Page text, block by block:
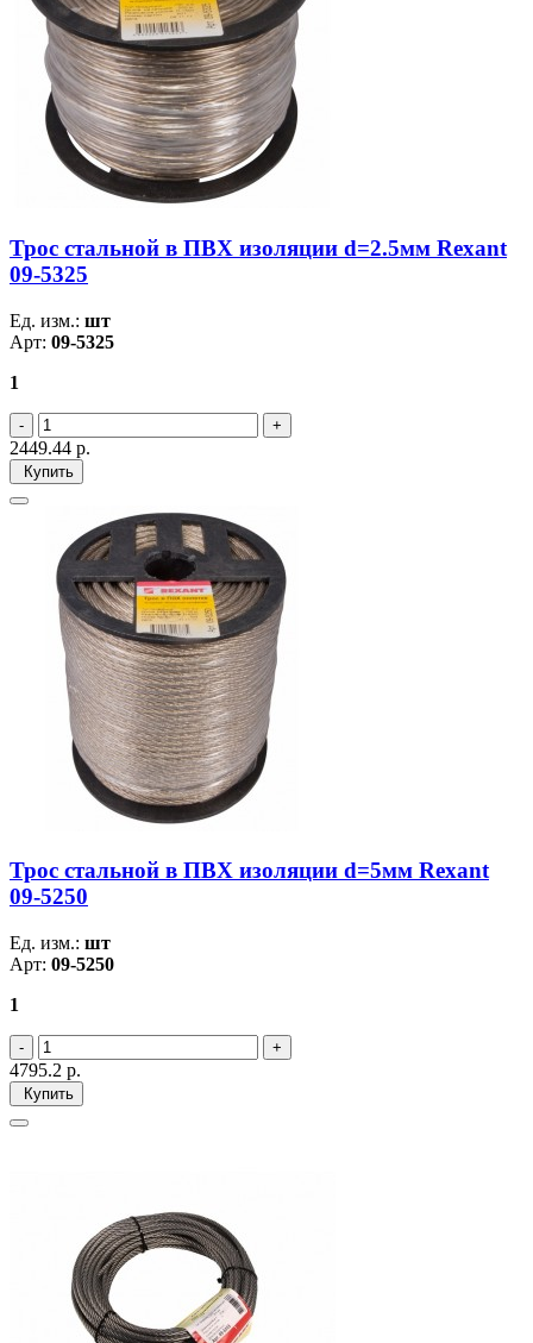
Трос стальной в ПВХ изоляции d=2.5мм Rexant
09-5325
Ед. изм.: шт
Арт: 09-5325
1
2449.44 р.
Купить
Трос стальной в ПВХ изоляции d=5мм Rexant
09-5250
Ед. изм.: шт
Арт: 09-5250
1
4795.2 р.
Купить